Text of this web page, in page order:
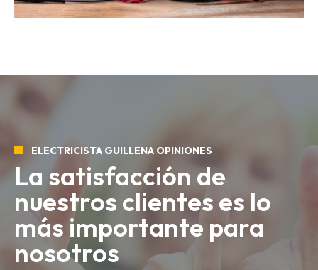
ELECTRICISTA GUILLENA OPINIONES
La satisfacción de
nuestros clientes es lo
más importante para
nosotros